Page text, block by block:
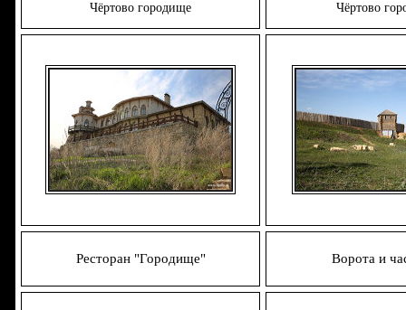
Чёртово городище Чёртово
Ресторан "Городище" Ворота и